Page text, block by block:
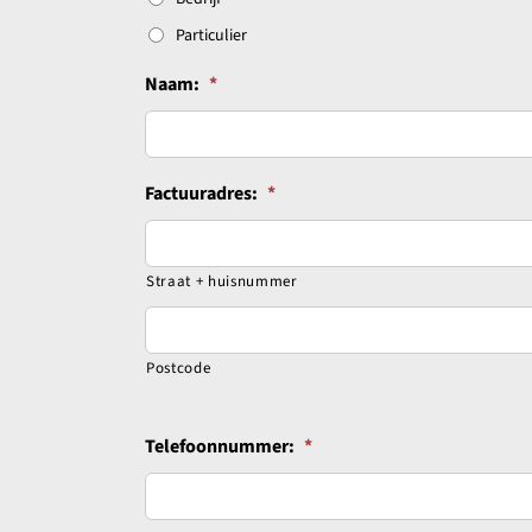
Particulier
Naam: *
Factuuradres: *
Straat + huisnummer
Postcode
Telefoonnummer: *